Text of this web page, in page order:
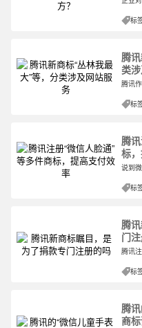
标
腾
类
标
腾
标
标
腾
门
标
腾
商